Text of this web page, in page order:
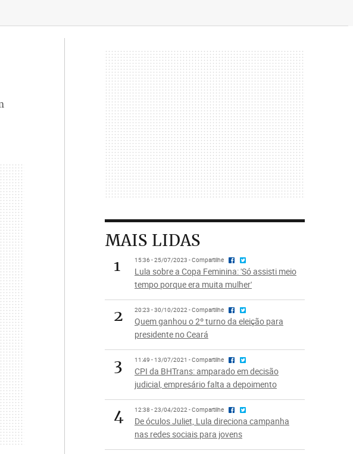
MAIS LIDAS
1
15:36 - 25/07/2023 - Compartilhe
Lula sobre a Copa Feminina: 'Só assisti meio
tempo porque era muita mulher'
2 20:23 - 30/10/2022 - Compartilhe
Quem ganhou o 2º turno da eleição para
presidente no Ceará
3 11:49 - 13/07/2021 - Compartilhe
CPI da BHTrans: amparado em decisão
judicial, empresário falta a depoimento
4 12:38 - 23/04/2022 - Compartilhe
De óculos Juliet, Lula direciona campanha
nas redes sociais para jovens